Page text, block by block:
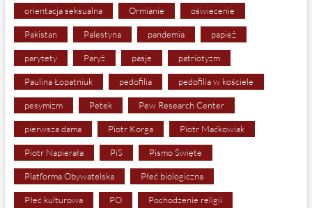
orientacja seksualna Ormianie oświecenie
Pakistan Palestyna pandemia papież
parytety Paryż pasje patriotyzm
Paulina Łopatniuk pedofilia pedofilia w kościele
pesymizm Petek Pew Research Center
pierwsza dama Piotr Korga Piotr Maćkowiak
Piotr Napierała PiS Pismo Święte
Platforma Obywatelska Płeć biologiczna
Płeć kulturowa PO Pochodzenie religii